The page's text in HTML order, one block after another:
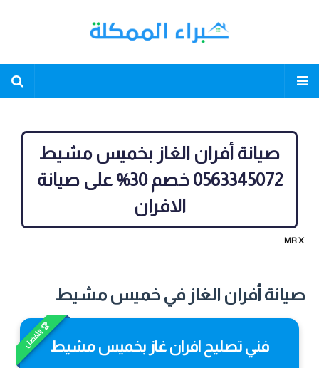
صيانة أفران الغاز بخميس مشيط
0563345072 خصم 30% على صيانة
الافران
MR X
صيانة أفران الغاز في خميس مشيط
🏆 الأفضلفني تصليح افران غاز بخميس مشيط